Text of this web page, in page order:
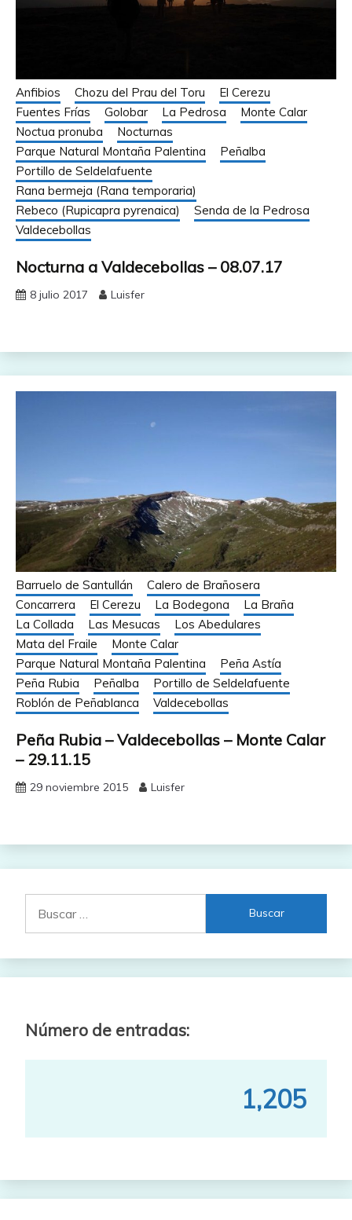
Anfibios Chozu del Prau del Toru
El Cerezu
Fuentes Frías
Golobar La Pedrosa
Monte Calar
Noctua pronuba
Nocturnas
Parque Natural Montaña Palentina
Peñalba
Portillo de Seldelafuente
Rana bermeja (Rana temporaria)
Rebeco (Rupicapra pyrenaica)
Senda de la Pedrosa
Valdecebollas
Nocturna a Valdecebollas – 08.07.17
8 julio 2017 Luisfer
Barruelo de Santullán
Calero de Brañosera
Concarrera
El Cerezu La Bodegona
La Braña
La Collada
Las Mesucas
Los Abedulares
Mata del Fraile
Monte Calar
Parque Natural Montaña Palentina
Peña Astía
Peña Rubia
Peñalba
Portillo de Seldelafuente
Roblón de Peñablanca
Valdecebollas
Peña Rubia – Valdecebollas – Monte Calar
– 29.11.15
29 noviembre 2015 Luisfer
Número de entradas:
1,205